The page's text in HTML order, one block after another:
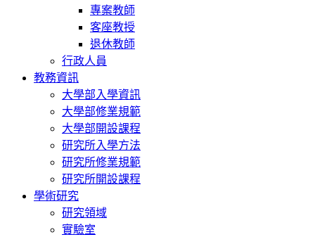
專案教師
客座教授
退休教師
行政人員
教務資訊
大學部入學資訊
大學部修業規範
大學部開設課程
研究所入學方法
研究所修業規範
研究所開設課程
學術研究
研究領域
實驗室